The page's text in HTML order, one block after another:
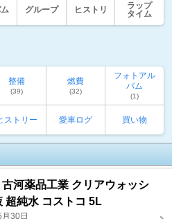
グループ ヒストリ
ラップ
タイム
整備
(39)
燃費
(32)
フォトアル
バム
(1)
ストリー 愛車ログ 買い物
古河薬品工業 クリアウォッシ
超純水 コストコ 5L
30日